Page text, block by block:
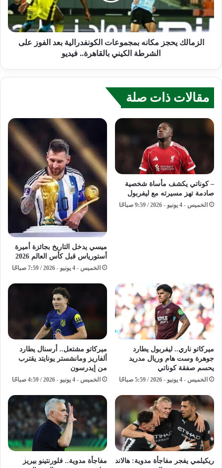
الزمالك يحجز مكانه بمجموعات الكونفدرالية بعد الفوز على
الشرطة الكيني بالقاهرة.. فيديو
مقالات ذات صلة
– كوناتي يكشف مأساة شخصية
صادمة تهز مسيرته مع ليفربول
الخميس - 4 يونيو - 2026 / 9:59 صباحًا
ميسي يدخل التاريخ بجائزة أميرة
أستورياس قبل كأس العالم 2026
الخميس - 4 يونيو - 2026 / 7:59 صباحًا
ميركاتو ناري.. ليفربول يطارد
جوهرة وست هام وريال مدريد
يحسم صفقة كوناتي
الخميس - 4 يونيو - 2026 / 5:59 صباحًا
ميركاتو مشتعل.. أرسنال يطارد
ألفاريز ومانشستر يونايتد يقترب
من إيدرسون
الخميس - 4 يونيو - 2026 / 4:59 صباحًا
ريكيلمي يفجر مفاجأة مدوية: هالاند
مفاجأة مدوية.. فلورنتينو بيريز